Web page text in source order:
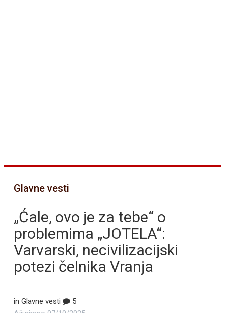
Glavne vesti
„Ćale, ovo je za tebe“ o
problemima „JOTELA“:
Varvarski, necivilizacijski
potezi čelnika Vranja
in Glavne vesti
5